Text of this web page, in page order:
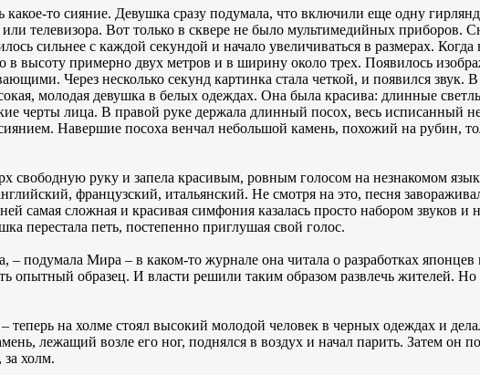
какое-то сияние. Девушка сразу подумала, что включили еще одну
телевизора. Вот только в сквере не было мультимедийных приборов.
сильнее с каждой секундой и начало увеличиваться в размерах. Когда
в высоту примерно двух метров и в ширину около трех. Появилось
Через несколько секунд картинка стала четкой, и появился звук.
молодая девушка в белых одеждах. Она была красива: длинные
черты лица. В правой руке держала длинный посох, весь исписанный
Навершие посоха венчал небольшой камень, похожий на рубин,
свободную руку и запела красивым, ровным голосом на незнакомом
французский, итальянский. Не смотря на это, песня
самая сложная и красивая симфония казалась просто набором звуков и
перестала петь, постепенно приглушая свой голос.
– подумала Мира – в каком-то журнале она читала о разработках японцев
опытный образец. И власти решили таким образом развлечь жителей.
теперь на холме стоял высокий молодой человек в черных одеждах и
лежащий возле его ног, поднялся в воздух и начал парить. Затем он
за холм.